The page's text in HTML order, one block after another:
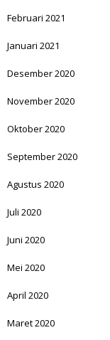
Februari 2021
Januari 2021
Desember 2020
November 2020
Oktober 2020
September 2020
Agustus 2020
Juli 2020
Juni 2020
Mei 2020
April 2020
Maret 2020